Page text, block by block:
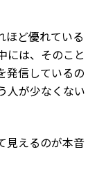
ほど優れている
には、そのこと
発信しているの
人が少なくない
見えるのが本音